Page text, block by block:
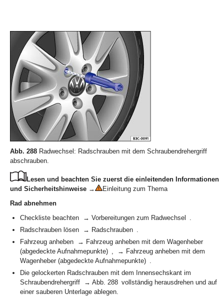
Abb. 288 Radwechsel: Radschrauben mit dem Schraubendrehergriff
abschrauben.
Lesen und beachten Sie zuerst die einleitenden Informationen
und Sicherheitshinweise →
Einleitung zum Thema
Rad abnehmen
Checkliste beachten → Vorbereitungen zum Radwechsel .
Radschrauben lösen → Radschrauben .
Fahrzeug anheben → Fahrzeug anheben mit dem Wagenheber
(abgedeckte Aufnahmepunkte) , → Fahrzeug anheben mit dem
Wagenheber (abgedeckte Aufnahmepunkte) .
Die gelockerten Radschrauben mit dem Innensechskant im
Schraubendrehergriff → Abb. 288 vollständig herausdrehen und auf
einer sauberen Unterlage ablegen.